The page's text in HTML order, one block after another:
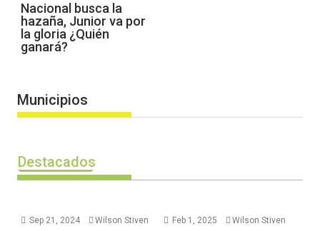
Nacional busca la
hazaña, Junior va por
la gloria ¿Quién
ganará?
Municipios
Destacados
Sep 21, 2024
Wilson Stiven
Feb 1, 2025
Wilson Stiven